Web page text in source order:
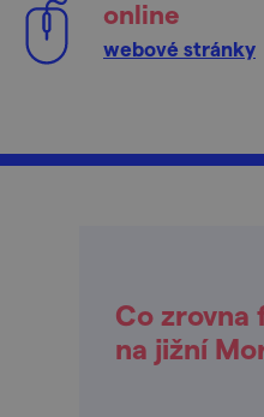
online
webové stránky
Co zrovna
na jižní